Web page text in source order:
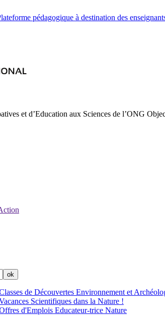
pédagogique à destination des
et d’Education aux Sciences de l’ONG
de Découvertes Environnement et
Scientifiques dans la Nature !
d'Emplois Educateur-trice Nature